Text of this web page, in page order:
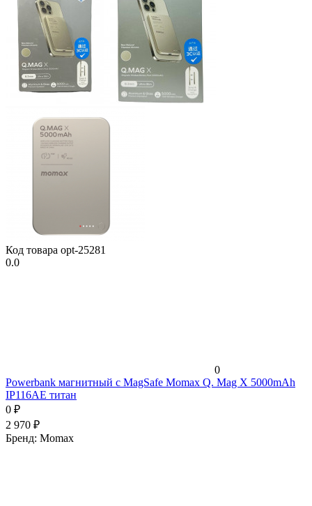
Код товара opt-25281
0.0
0
Powerbank магнитный с MagSafe Momax Q. Mag X 5000mAh
IP116AE титан
0 ₽
2 970 ₽
Бренд: Momax